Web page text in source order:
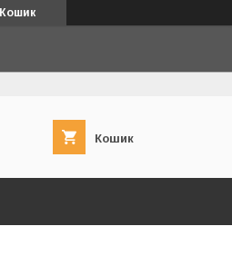
Кошик
Кошик